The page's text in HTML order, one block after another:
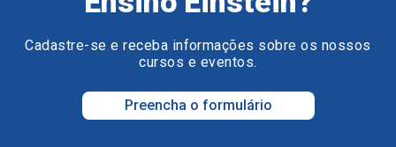
Cadastre-se e receba informações sobre os nossos
cursos e eventos.
Preencha o formulário